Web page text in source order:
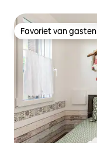
Favoriet van gasten
Favoriet van gasten